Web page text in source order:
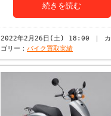
続きを読む
2022年2月26日(土) 18:00 ｜ カ
ゴリー： バイク買取実績